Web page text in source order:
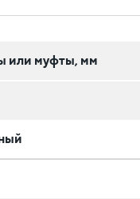
или муфты, мм